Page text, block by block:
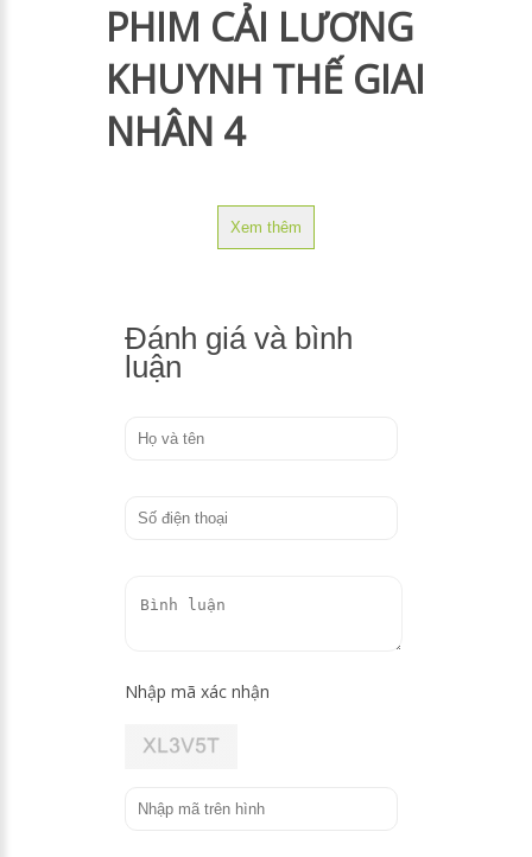
PHIM CẢI LƯƠNG
KHUYNH THẾ GIAI
NHÂN 4
Xem thêm
Đánh giá và bình
luận
Nhập mã xác nhận